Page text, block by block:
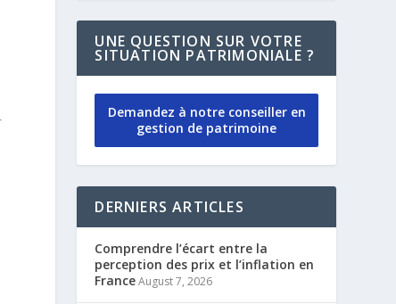
UNE QUESTION SUR VOTRE
SITUATION PATRIMONIALE ?
Demandez à notre conseiller en
gestion de patrimoine
DERNIERS ARTICLES
Comprendre l’écart entre la
perception des prix et l’inflation en
FranceAugust 7, 2026